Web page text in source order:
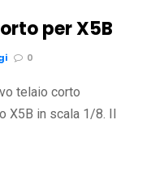
per X5B
0
telaio corto
X5B in scala 1/8. Il